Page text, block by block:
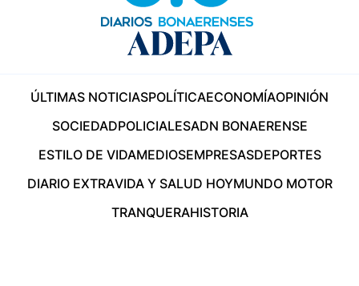
ÚLTIMAS NOTICIASPOLÍTICAECONOMÍAOPINIÓN
SOCIEDADPOLICIALESADN BONAERENSE
ESTILO DE VIDAMEDIOSEMPRESASDEPORTES
DIARIO EXTRAVIDA Y SALUD HOYMUNDO MOTOR
TRANQUERAHISTORIA